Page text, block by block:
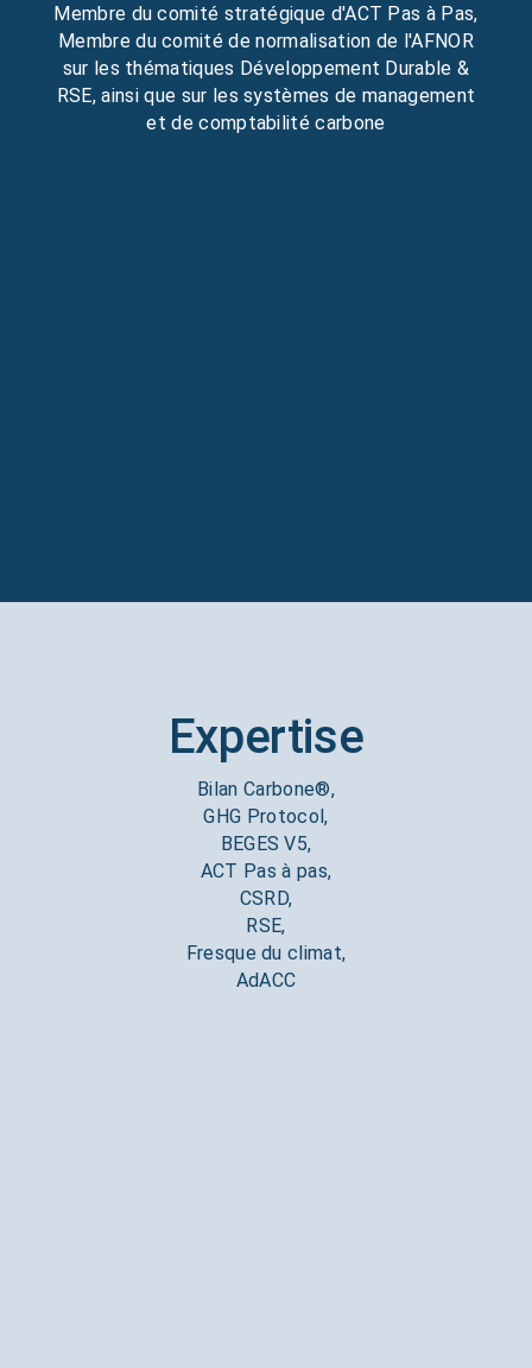
Membre du comité stratégique d'ACT Pas à Pas,
Membre du comité de normalisation de l'AFNOR
sur les thématiques Développement Durable &
RSE, ainsi que sur les systèmes de management
et de comptabilité carbone
Expertise
Bilan Carbone®,
GHG Protocol,
BEGES V5,
ACT Pas à pas,
CSRD,
RSE,
Fresque du climat,
AdACC